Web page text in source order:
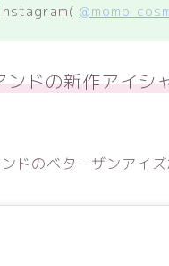
Instagram(
ンドの新作アイシ
ドのベターザンアイ